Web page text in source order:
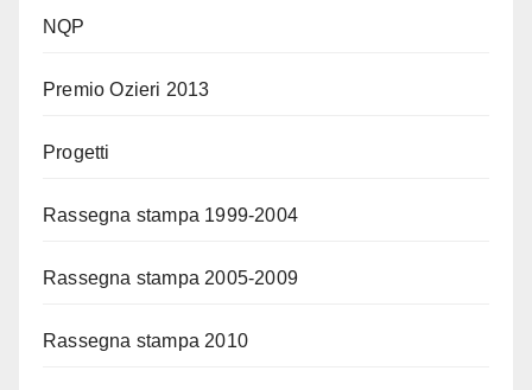
NQP
Premio Ozieri 2013
Progetti
Rassegna stampa 1999-2004
Rassegna stampa 2005-2009
Rassegna stampa 2010